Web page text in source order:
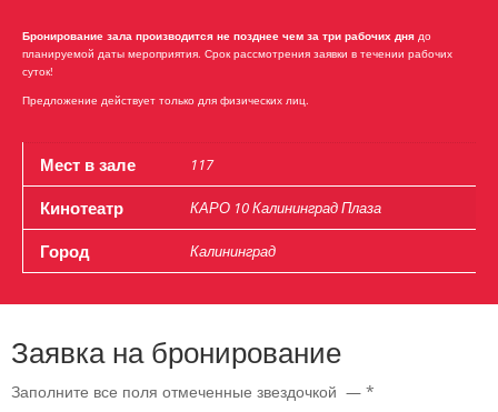
Бронирование зала производится не позднее чем за три рабочих дня до
планируемой даты мероприятия. Срок рассмотрения заявки в течении рабочих
суток!
Предложение действует только для физических лиц.
Мест в зале 117
Кинотеатр КАРО 10 Калининград Плаза
Город Калининград
Заявка на бронирование
Заполните все поля отмеченные звездочкой — *